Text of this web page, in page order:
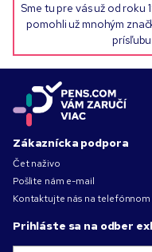
Sme tu pre vás už od roku
pomohli už mnohým
Zákaznícka podpora
Čet naživo
Pošlite nám e-mail
Kontaktujte nás na telefónnom
Prihláste sa na odber